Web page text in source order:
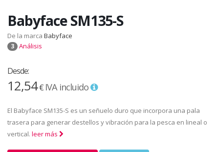
Babyface SM135-S
De la marca Babyface
3 Análisis
Desde:
12,54€ IVA incluido
El Babyface SM135-S es un señuelo duro que incorpora una pala
trasera para generar destellos y vibración para la pesca en lineal o
vertical. leer más